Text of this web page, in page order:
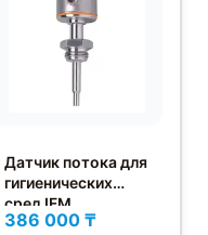
Датчик потока для
гигиенических
сред IFM
Electronic SI6000
386 000 ₸